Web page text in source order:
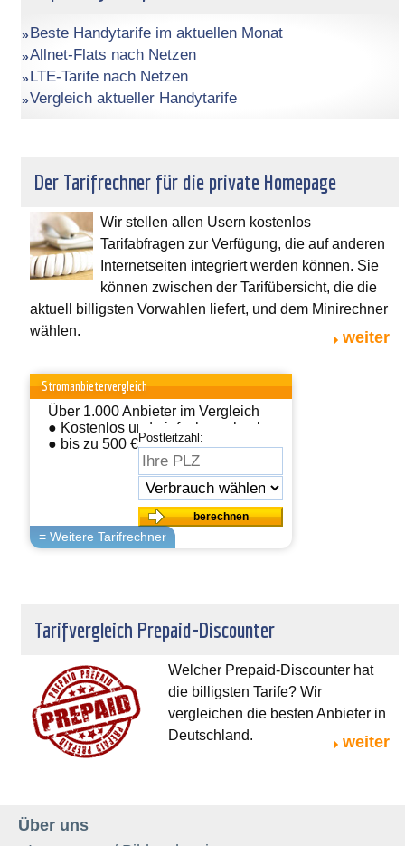
Beste Handytarife im aktuellen Monat
Allnet-Flats nach Netzen
LTE-Tarife nach Netzen
Vergleich aktueller Handytarife
Der Tarifrechner für die private Homepage
Wir stellen allen Usern kostenlos
Tarifabfragen zur Verfügung, die auf anderen
Internetseiten integriert werden können. Sie
können zwischen der Tarifübersicht, die die
aktuell billigsten Vorwahlen liefert, und dem Minirechner
wählen.
weiter
Stromanbietervergleich
Über 1.000 Anbieter im Vergleich
● Kostenlos und einfach wechseln
● bis zu 500 € sparen
Postleitzahl:
Tarifvergleich Prepaid-Discounter
Welcher Prepaid-Discounter hat
die billigsten Tarife? Wir
vergleichen die besten Anbieter in
Deutschland.
weiter
Über uns